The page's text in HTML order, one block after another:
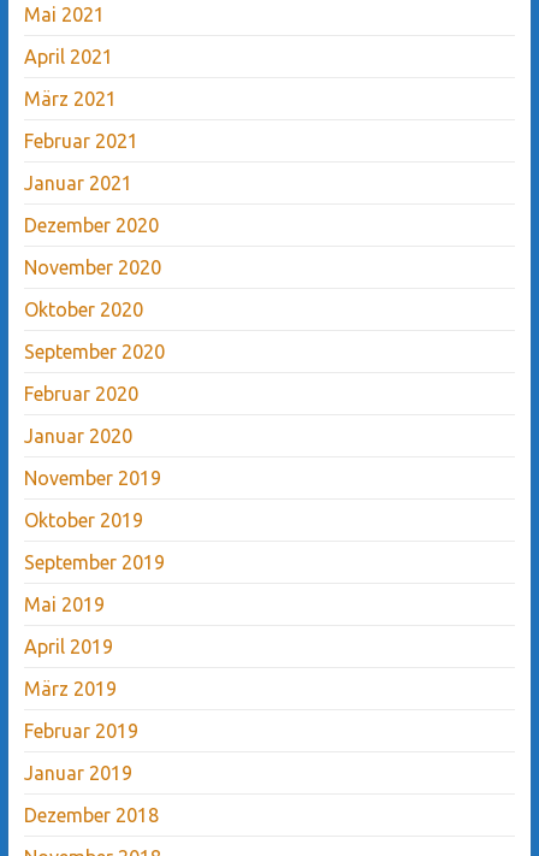
Mai 2021
April 2021
März 2021
Februar 2021
Januar 2021
Dezember 2020
November 2020
Oktober 2020
September 2020
Februar 2020
Januar 2020
November 2019
Oktober 2019
September 2019
Mai 2019
April 2019
März 2019
Februar 2019
Januar 2019
Dezember 2018